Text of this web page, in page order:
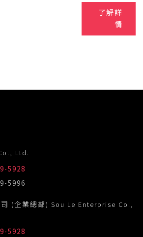
了解詳
情
Ltd.
5928
5996
(企業總部) Sou Le Enterprise Co.,
5928